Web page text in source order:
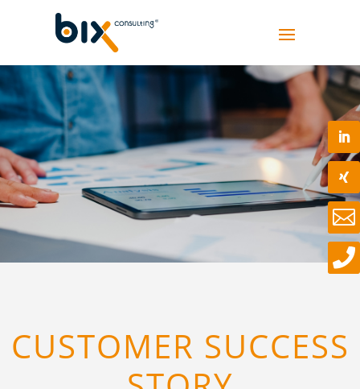
CUSTOMER SUCCESS

